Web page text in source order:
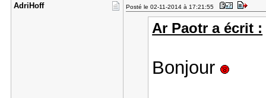
AdriHoff Posté le 02-11-2014 à 17:21:55
Ar Paotr a écrit :
Bonjour